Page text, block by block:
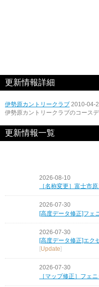
更新情報詳細
伊勢原カントリークラブ 2010-04-
伊勢原カントリークラブのコース
更新情報一覧
2026-08-10
［名称変更］富士市
2026-07-30
[高度データ修正]フェ
2026-07-30
[高度データ修正]エク
[Update]
2026-07-30
［マップ修正］フェ